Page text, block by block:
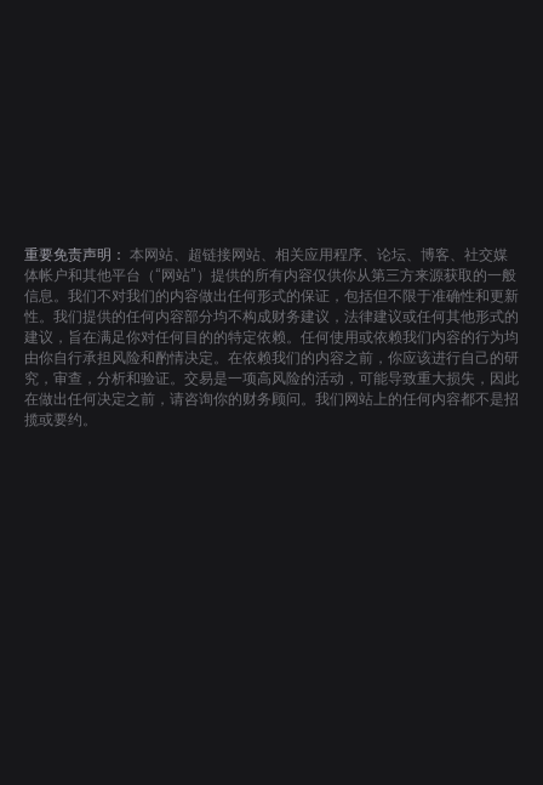
重要免责声明： 本网站、超链接网站、相关应用程序、论坛、博客、社交媒
体帐户和其他平台（“网站”）提供的所有内容仅供你从第三方来源获取的一般
信息。我们不对我们的内容做出任何形式的保证，包括但不限于准确性和更新
性。我们提供的任何内容部分均不构成财务建议，法律建议或任何其他形式的
建议，旨在满足你对任何目的的特定依赖。任何使用或依赖我们内容的行为均
由你自行承担风险和酌情决定。在依赖我们的内容之前，你应该进行自己的研
究，审查，分析和验证。交易是一项高风险的活动，可能导致重大损失，因此
在做出任何决定之前，请咨询你的财务顾问。我们网站上的任何内容都不是招
揽或要约。